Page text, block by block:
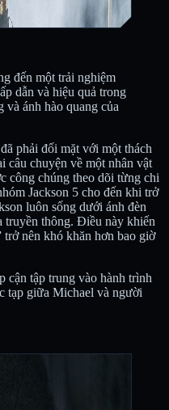
đến một trải nghiệm
dẫn và hiệu quả trong
ánh hào quang của
phải đối mặt với một thách
câu chuyện về một nhân vật
công chúng theo dõi từng chi
Jackson 5 cho đến khi trở
luôn sống dưới ánh đèn
truyền thông. Điều này khiến
trở nên khó khăn hơn bao giờ
cận tập trung vào hành trình
tạp giữa Michael và người